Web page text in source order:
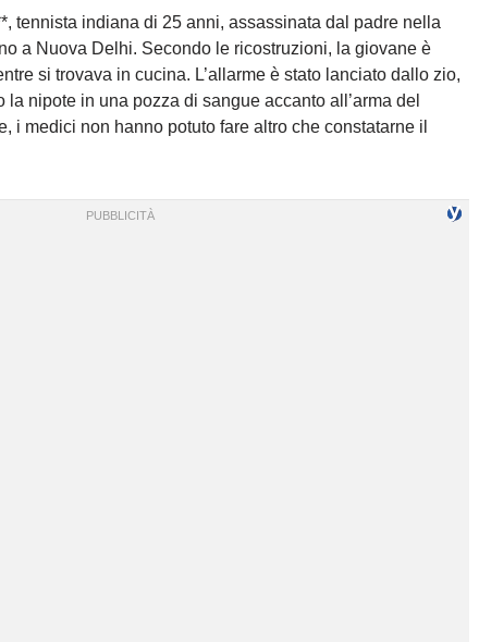
tennista indiana di 25 anni, assassinata dal padre nella
a Nuova Delhi. Secondo le ricostruzioni, la giovane è
si trovava in cucina. L’allarme è stato lanciato dallo zio,
la nipote in una pozza di sangue accanto all’arma del
i medici non hanno potuto fare altro che constatarne il